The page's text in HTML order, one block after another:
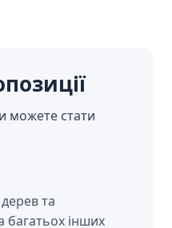
можете стати
та
багатьох інших